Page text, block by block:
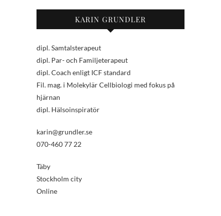
KARIN GRUNDLER
dipl. Samtalsterapeut
dipl. Par- och Familjeterapeut
dipl. Coach enligt ICF standard
Fil. mag. i Molekylär Cellbiologi med fokus på
hjärnan
dipl. Hälsoinspiratör
karin@grundler.se
070-460 77 22
Täby
Stockholm city
Online